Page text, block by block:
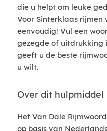
die u helpt om leuke
Voor Sinterklaas rijmen
eenvoudig! Vul een
gezegde of uitdrukking
geeft u de beste
u wilt.
Over dit hulpmiddel
Het Van Dale
op basis van